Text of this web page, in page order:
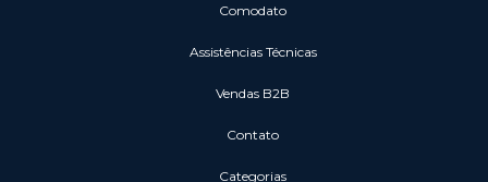
Comodato
Assistências Técnicas
vendas B2B
Contato
Categorias